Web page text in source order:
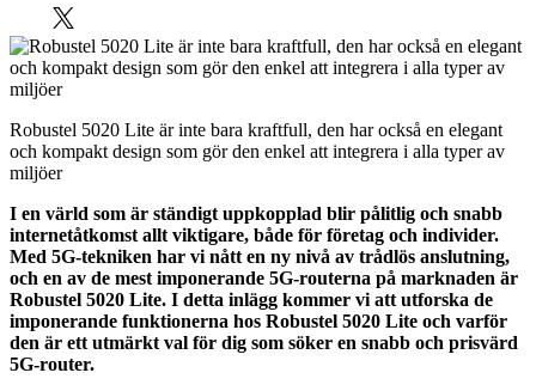
Robustel 5020 Lite är inte bara kraftfull, den har också en elegant
och kompakt design som gör den enkel att integrera i alla typer av
miljöer
I en värld som är ständigt uppkopplad blir pålitlig och snabb
internetåtkomst allt viktigare, både för företag och individer.
Med 5G-tekniken har vi nått en ny nivå av trådlös anslutning,
och en av de mest imponerande 5G-routerna på marknaden är
Robustel 5020 Lite. I detta inlägg kommer vi att utforska de
imponerande funktionerna hos Robustel 5020 Lite och varför
den är ett utmärkt val för dig som söker en snabb och prisvärd
5G-router.